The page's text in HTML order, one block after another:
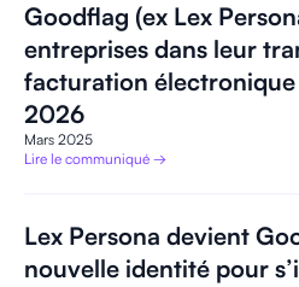
Goodflag (ex Lex
entreprises dans leur
facturation
2026
Mars 2025
Lire le communiqué →
Lex Persona devient
nouvelle identité pour